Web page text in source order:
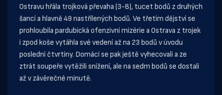
Ostravu hřála trojková převaha (3-8), tucet bodů z druhých
šancí a hlavně 49 nastřílených bodů. Ve třetím dějství se
prohloubila pardubická ofenzivní mizérie a Ostrava z trojek
i zpod koše vytáhla své vedení až na 23 bodů v úvodu
poslední čtvrtiny. Domácí se pak ještě vyhecovali a ze
ztrát soupeře vytěžili snížení, ale na sedm bodů se dostali
až v závěrečné minutě.